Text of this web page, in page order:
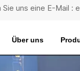
Sie uns eine E-Mail :
Über uns